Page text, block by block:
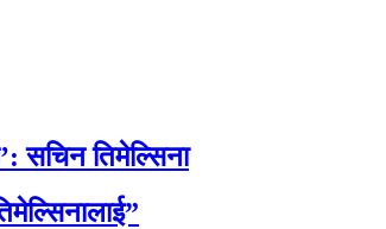
सचिन तिमेल्सिना